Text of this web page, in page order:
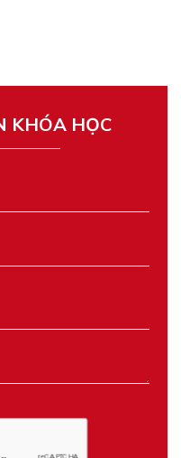
KHÓA HỌC